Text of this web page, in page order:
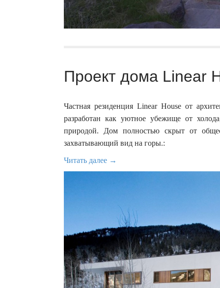
Проект дома Linear
Частная резиденция Linear House от
разработан как уютное убежище от
природой. Дом полностью скрыт от
захватывающий вид на горы.:
Читать далее →